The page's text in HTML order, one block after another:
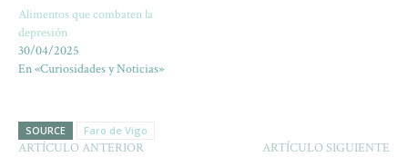
Alimentos que combaten la
depresión
30/04/2025
En «Curiosidades y Noticias»
SOURCE Faro de Vigo
ARTÍCULO ANTERIOR ARTÍCULO SIGUIENTE